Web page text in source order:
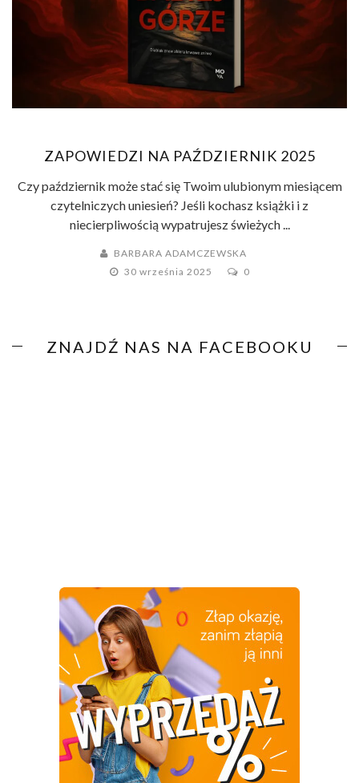
ZAPOWIEDZI NA PAŹDZIERNIK 2025
Czy październik może stać się Twoim ulubionym miesiącem
czytelniczych uniesień? Jeśli kochasz książki i z
niecierpliwością wypatrujesz świeżych ...
BARBARA ADAMCZEWSKA
30 września 2025
0
ZNAJDŹ NAS NA FACEBOOKU